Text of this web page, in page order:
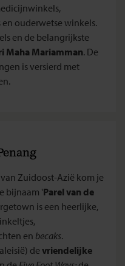
ouderwetse winkels.
en de belangrijkste
Maha Mariamman. De
is versierd met
Zuidoost-Azië kom je
bijnaam 'Parel van de
is een heerlijke,
en becaks.
de vriendelijke